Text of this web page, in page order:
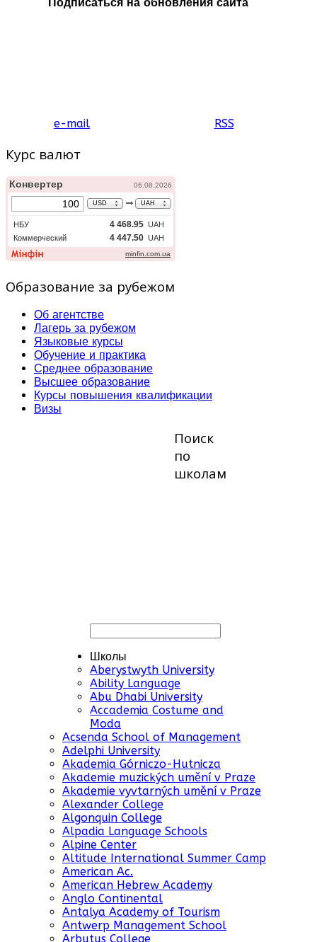
e-mail RSS
Курс валют
Образование за рубежом
Об агентстве
Лагерь за рубежом
Языковые курсы
Обучение и практика
Среднее образование
Высшее образование
Курсы повышения квалификации
Визы
Поиск
по
школам
Школы
Aberystwyth University
Ability Language
Abu Dhabi University
Accademia Costume and
Moda
Acsenda School of Management
Adelphi University
Akademia Górniczo-Hutnicza
Akademie muzických umění v Praze
Akademie vyvtarných umění v Praze
Alexander College
Algonquin College
Alpadia Language Schools
Alpine Center
Altitude International Summer Camp
American Ac.
American Hebrew Academy
Anglo Continental
Antalya Academy of Tourism
Antwerp Management School
Arbutus College